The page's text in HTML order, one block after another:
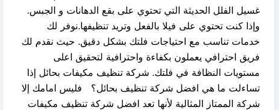
غسيل الفلل الحديثة التي تحتوي على بقع الدهانات و الجبس.
وإذا كنت تحتوي على فيلا بالفعل وتريد تنظيفها.نوفر لك
خدمات تناسب مع احتياجات فلتك بشكل دقيق. حيث نقدم لك
فريق احترافي يعملون بكفاءة واحترافية لتحقيق اعلى
مستويات النظافة في فلتك. شركة تنظيف مكيفات بحائل إذا
تساءلت ما هي افضل شركة تنظيف بحائل؟ فليس امامك إلا
شركة الممتاز المثالية لأنها تعد افضل شركة تنظيف مكيفات